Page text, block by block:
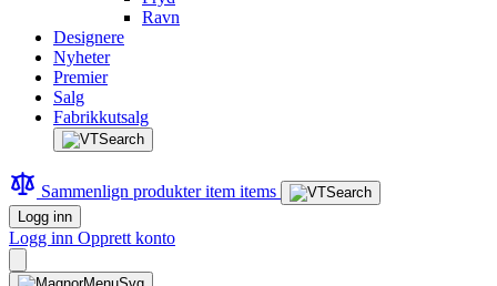
Ravn
Designere
Nyheter
Premier
Salg
Fabrikkutsalg
Sammenlign produkteritem items
Logg inn
Logg inn Opprett konto